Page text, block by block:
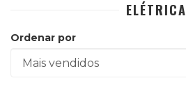
ELÉTRICA
Ordenar por